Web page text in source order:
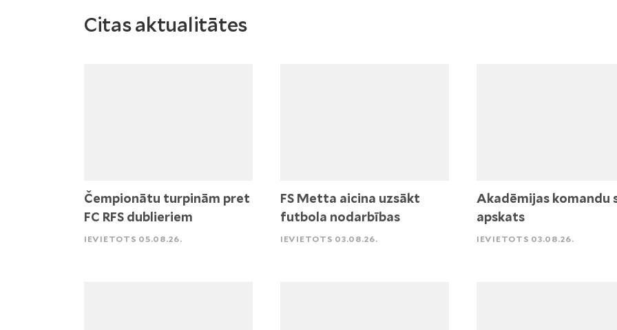
Citas aktualitātes
Čempionātu turpinām pret
FC RFS dublieriem
IEVIETOTS 05.08.26.
FS Metta aicina uzsākt
futbola nodarbības
IEVIETOTS 03.08.26.
Akadēmijas komandu
apskats
IEVIETOTS 03.08.26.